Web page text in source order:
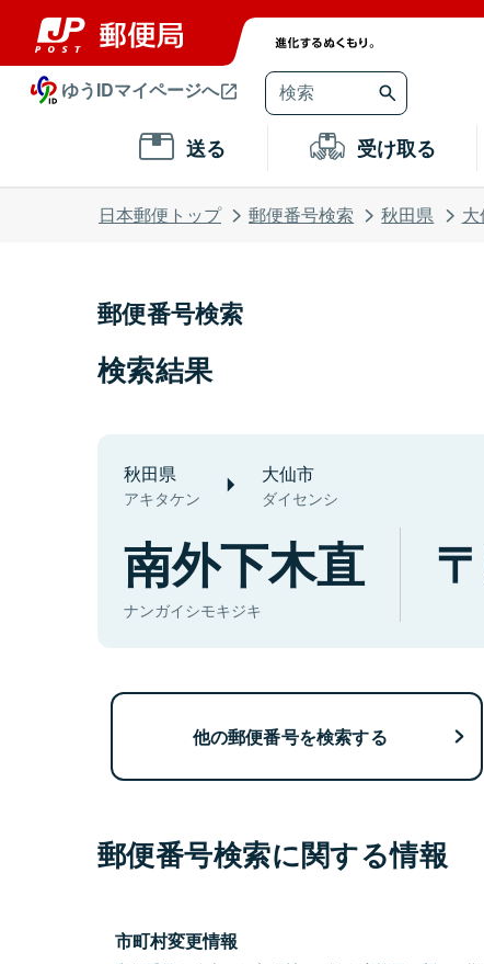
ゆうIDマイページへ
送る 受け取る
日本郵便トップ 郵便番号検索 秋田県
郵便番号検索
検索結果
秋田県
アキタケン
大仙市
ダイセンシ
南外下木直
ナンガイシモキジキ
他の郵便番号を検索する
郵便番号検索に関する情報
市町村変更情報